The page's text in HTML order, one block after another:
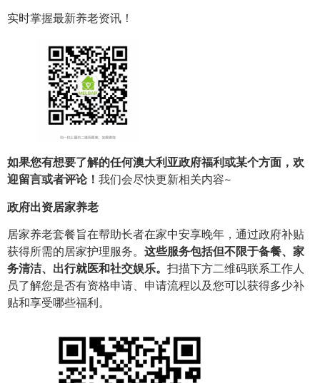
实时掌握最新养老资讯！
如果您有想要了解的任何澳大利亚政府福利或某个方面，欢
迎留言或者评论！ 我们会尽快更新相关内容~
政府出资居家养老
居家养老套餐旨在帮助长者在家中安享晚年，通过政府补贴
获得所需的居家护理服务。 这些服务包括但不限于备餐、家
务清洁、出行就医和社交娱乐。 扫描下方二维码联系工作人
员了解您是否有资格申请、申请流程以及您可以获得多少补
贴和享受哪些福利。